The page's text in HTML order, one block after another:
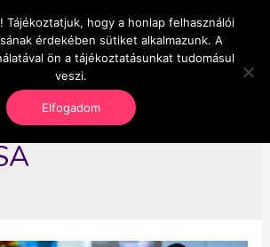
Main
Tájékoztatjuk, hogy a honlap felhasználói
érdekében sütiket alkalmazunk. A
ön a tájékoztatásunkat tudomásul
veszi.
Elfogadom